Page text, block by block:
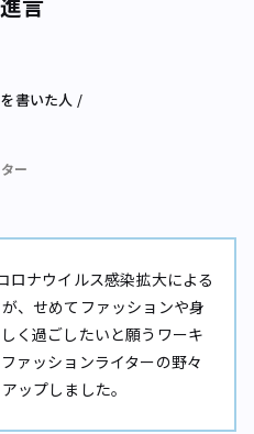
書いた人 /
ー
ロナウイルス感染拡大による
、せめてファッションや身
く過ごしたいと願うワーキ
ァッションライターの野々
ップしました。